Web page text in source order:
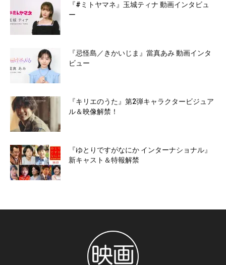
『#ミトヤマネ』玉城ティナ 動画インタビュ
ー
『忌怪島／きかいじま』當真あみ 動画インタ
ビュー
『キリエのうた』第2弾キャラクタービジュア
ル＆映像解禁！
『ゆとりですがなにか インターナショナル』
新キャスト＆特報解禁